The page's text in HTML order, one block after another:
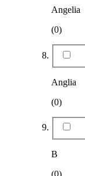
Angelia
(0)
Anglia
(0)
B